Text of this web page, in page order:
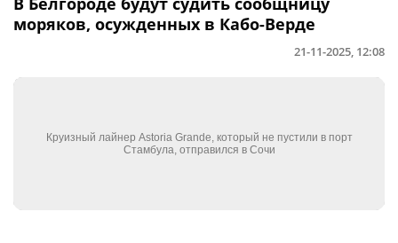
моряков, осужденных в Кабо-Верде
21-11-2025, 12:08